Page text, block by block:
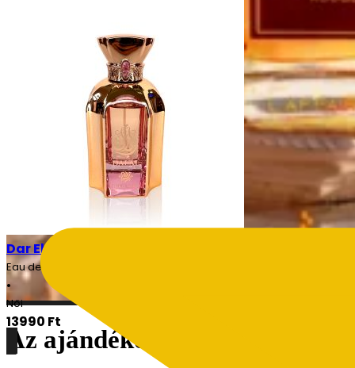
Dar El Ward – Dalal Női 100ml EDP
Eau de Parfum
•
Női
13990 Ft
Részletek
Az ajándékozás művészete